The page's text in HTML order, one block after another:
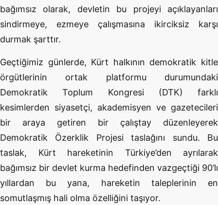
bağımsız olarak, devletin bu projeyi açıklayanları
sindirmeye, ezmeye çalışmasına ikirciksiz karşı
durmak şarttır.
Geçtiğimiz günlerde, Kürt halkının demokratik kitle
örgütlerinin ortak platformu durumundaki
Demokratik Toplum Kongresi (DTK) farklı
kesimlerden siyasetçi, akademisyen ve gazetecileri
bir araya getiren bir çalıştay düzenleyerek
Demokratik Özerklik Projesi taslağını sundu. Bu
taslak, Kürt hareketinin Türkiye’den ayrılarak
bağımsız bir devlet kurma hedefinden vazgeçtiği 90’lı
yıllardan bu yana, hareketin taleplerinin en
somutlaşmış hali olma özelliğini taşıyor.